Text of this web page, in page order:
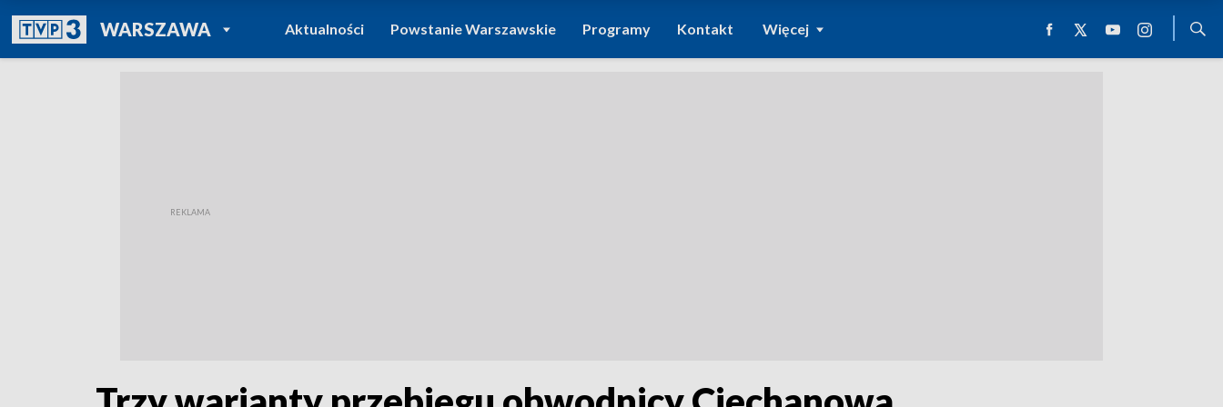
WARSZAWAPOWRÓT DO
TVP REGIONY
Aktualności Powstanie Warszawskie Programy Kontakt Więcej